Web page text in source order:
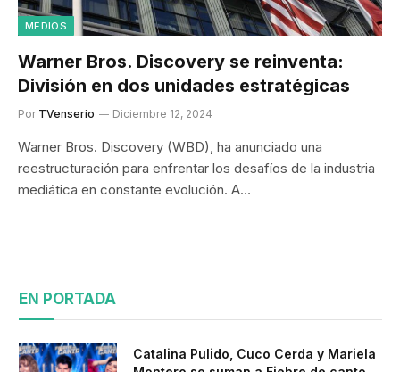
MEDIOS
Warner Bros. Discovery se reinventa:
División en dos unidades estratégicas
Por TVenserio Diciembre 12, 2024
Warner Bros. Discovery (WBD), ha anunciado una
reestructuración para enfrentar los desafíos de la industria
mediática en constante evolución. A…
EN PORTADA
Catalina Pulido, Cuco Cerda y Mariela